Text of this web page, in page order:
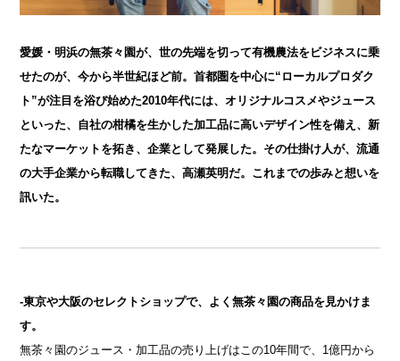
愛媛・明浜の無茶々園が、世の先端を切って有機農法をビジネスに乗
せたのが、今から半世紀ほど前。首都圏を中心に“ローカルプロダク
ト”が注目を浴び始めた2010年代には、オリジナルコスメやジュース
といった、自社の柑橘を生かした加工品に高いデザイン性を備え、新
たなマーケットを拓き、企業として発展した。その仕掛け人が、流通
の大手企業から転職してきた、高瀬英明だ。これまでの歩みと想いを
訊いた。
-東京や大阪のセレクトショップで、よく無茶々園の商品を見かけま
す。
無茶々園のジュース・加工品の売り上げはこの10年間で、1億円から